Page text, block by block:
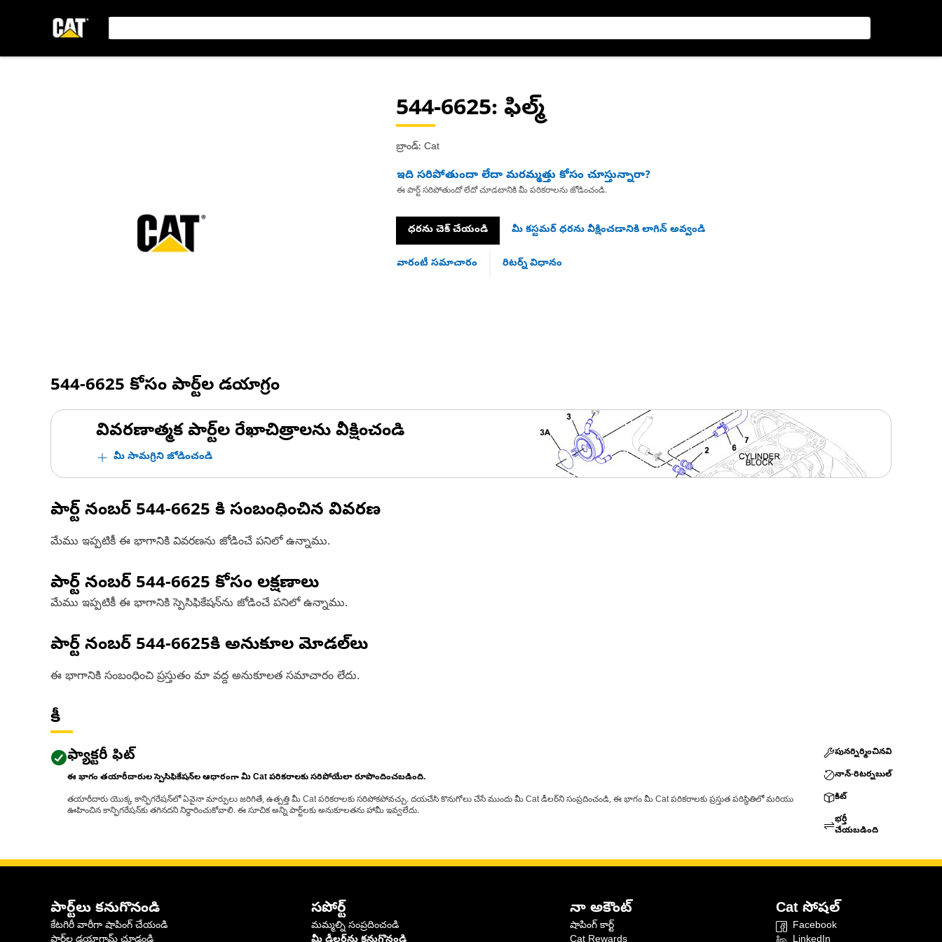
544-6625: ఫిల్మ్
బ్రాండ్: Cat
ఇది సరిపోతుందా లేదా మరమ్మత్తు కోసం చూస్తున్నారా?
ఈ పార్ట్ సరిపోతుందో లేదో చూడటానికి మీ పరికరాలను జోడించండి.
ధరను చెక్ చేయండి మీ కస్టమర్ ధరను వీక్షించడానికి లాగిన్ అవ్వండి
వారంటీ సమాచారం రిటర్న్ విధానం
544-6625 కోసం పార్ట్‌ల డయాగ్రం
వివరణాత్మక పార్ట్‌ల రేఖాచిత్రాలను వీక్షించండి
మీ సామగ్రిని జోడించండి
పార్ట్ నంబర్ 544-6625 కి సంబంధించిన వివరణ
మేము ఇప్పటికీ ఈ భాగానికి వివరణను జోడించే పనిలో ఉన్నాము.
పార్ట్ నంబర్ 544-6625 కోసం లక్షణాలు
మేము ఇప్పటికీ ఈ భాగానికి స్పెసిఫికేషన్‌ను జోడించే పనిలో ఉన్నాము.
పార్ట్ నంబర్ 544-6625కి అనుకూల మోడల్‌లు
ఈ భాగానికి సంబంధించి ప్రస్తుతం మా వద్ద అనుకూలత సమాచారం లేదు.
కీ
ఫ్యాక్టరీ ఫిట్
ఈ భాగం తయారీదారుల స్పెసిఫికేషన్‌ల ఆధారంగా మీ Cat పరికరాలకు సరిపోయేలా రూపొందించబడింది.
తయారీదారు యొక్క కాన్ఫిగరేషన్‌లో ఏవైనా మార్పులు జరిగితే, ఉత్పత్తి మీ Cat పరికరాలకు సరిపోకపోవచ్చు. దయచేసి కొనుగోలు చేసే ముందు మీ Cat డీలర్‌ని సంప్రదించండి, ఈ భాగం మీ Cat పరికరాలకు ప్రస్తుత పరిస్థితిలో మరియు
ఊహించిన కాన్ఫిగరేషన్‌కు తగినదని నిర్ధారించుకోవాలి. ఈ సూచిక అన్ని పార్ట్‌లకు అనుకూలతను హామీ ఇవ్వలేదు.
పునర్నిర్మించినవి
నాన్-రిటర్నబుల్
కిట్
భర్తీ
చేయబడింది
పార్ట్‌లు కనుగొనండి
కేటగిరీ వారీగా షాపింగ్ చేయండి
సపోర్ట్
మమ్మల్ని సంప్రదించండి
నా అకౌంట్
షాపింగ్ కార్ట్
Cat సోషల్
Facebook